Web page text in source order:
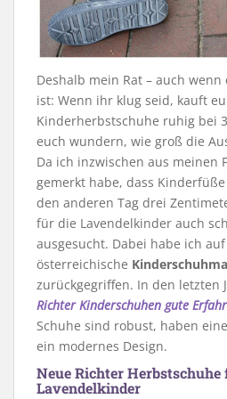
Deshalb mein Rat – auch
ist: Wenn ihr klug seid, kauft
Kinderherbstschuhe ruhig bei
euch wundern, wie groß die
Da ich inzwischen aus meinen
gemerkt habe, dass
den anderen Tag drei
für die Lavendelkinder auch
ausgesucht. Dabei habe ich
österreichische
zurückgegriffen. In den letzten
Richter Kinderschuhen gute
Schuhe sind robust, haben
ein modernes Design.
Neue Richter Herbstschuhe
Lavendelkinder